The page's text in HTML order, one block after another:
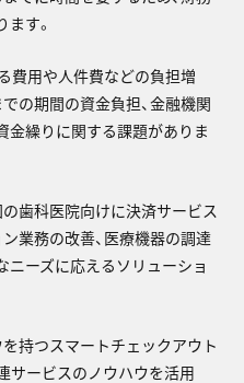
す。
費用や人件費などの負担増
の期間の資金負担、金融機関
金繰りに関する課題がありま
歯科医院向けに決済サービス
業務の改善、医療機器の調達
ニーズに応えるソリューショ
持つスマートチェックアウト
サービスのノウハウを活用